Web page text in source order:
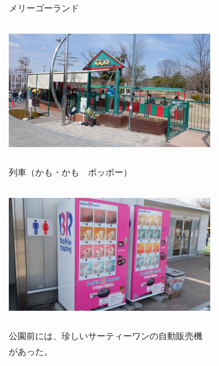
メリーゴーランド
列車（かも・かも ポッポー）
公園前には、珍しいサーティーワンの自動販売機
があった。